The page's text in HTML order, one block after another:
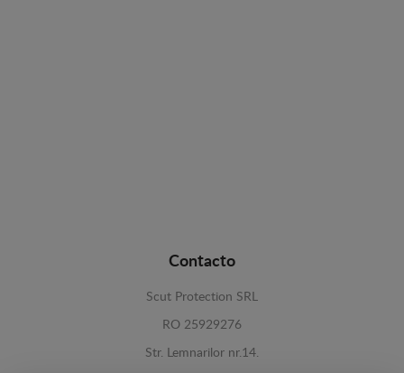
Contacto
Scut Protection SRL
RO 25929276
Str. Lemnarilor nr.14.